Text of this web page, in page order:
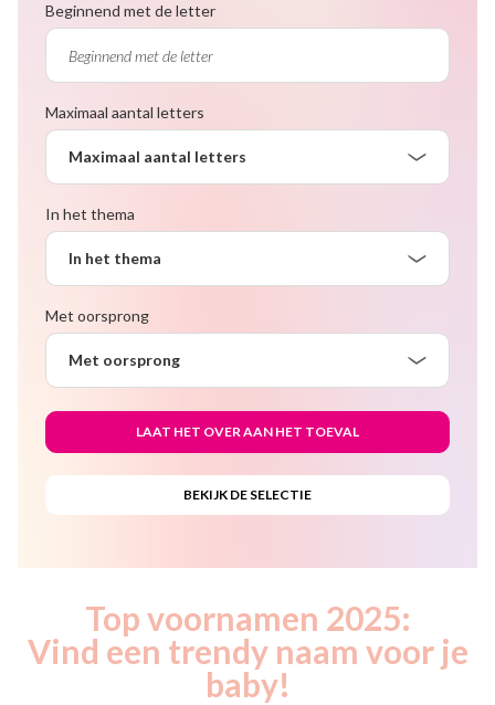
Beginnend met de letter
Maximaal aantal letters
Maximaal aantal letters
In het thema
In het thema
Met oorsprong
Met oorsprong
Top voornamen 2025:
Vind een trendy naam voor je
baby!